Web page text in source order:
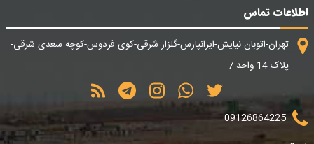
اطلاعات تماس
تهران-اتوبان نیایش-ایرانپارس-گلزار شرقی-کوی فردوس-کوچه سعدی شرقی-
پلاک 14 واحد 7
09126864225